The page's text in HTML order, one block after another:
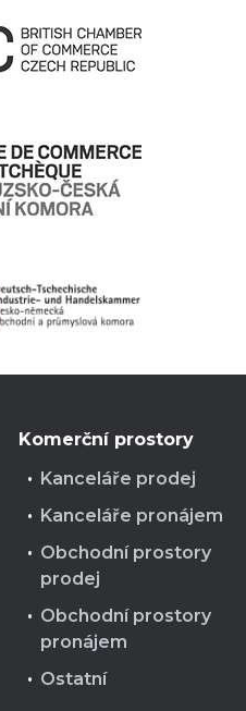
Komerční prostory
Kanceláře prodej
Kanceláře pronájem
Obchodní prostory
prodej
Obchodní prostory
pronájem
Ostatní